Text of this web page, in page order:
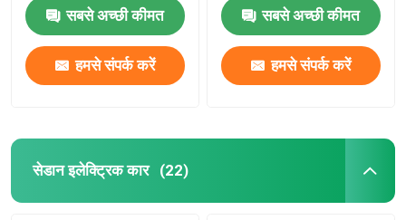
सबसे अच्छी कीमत
हमसे संपर्क करें
सबसे अच्छी कीमत
हमसे संपर्क करें
सेडान इलेक्ट्रिक कार (22)